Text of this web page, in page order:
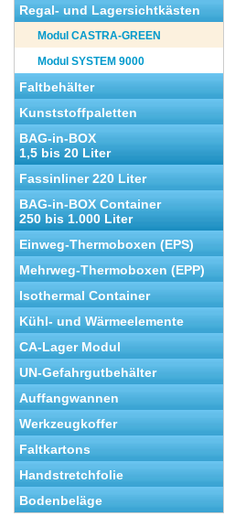
Regal- und Lagersichtkästen
Modul CASTRA-GREEN
Modul SYSTEM 9000
Faltbehälter
Kunststoffpaletten
BAG-in-BOX
1,5 bis 20 Liter
Fassinliner 220 Liter
BAG-in-BOX Container
250 bis 1.000 Liter
Einweg-Thermoboxen (EPS)
Mehrweg-Thermoboxen (EPP)
Isothermal Container
Kühl- und Wärmeelemente
CA-Lager Modul
UN-Gefahrgutbehälter
Auffangwannen
Werkzeugkoffer
Faltkartons
Handstretchfolie
Bodenbeläge